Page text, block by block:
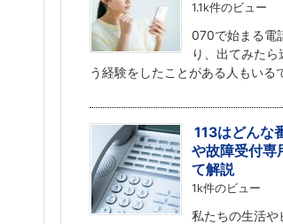
1.1k件のビュー
070で始まる電
り、出てみた
う経験をしたことがある人もいる
113はどんな
や故障受付専
て解説
1k件のビュー
私たちの生活や